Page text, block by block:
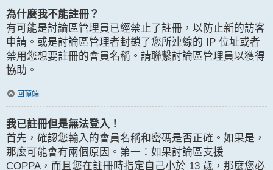
為什麼我不能註冊？
有可能是討論區管理員已經禁止了註冊，以防止新的訪客
申請。或是討論區管理者封鎖了您所連線的 IP 位址或者
禁用您想要註冊的會員名稱。請聯繫討論區管理員以獲得
協助。
回頂端
我已註冊但是無法登入！
首先，確認您輸入的會員名稱和密碼是否正確。如果是，
那麼可能會有兩個原因。第一：如果討論區支援
COPPA，而且您在註冊時指定自己小於 13 歲，那麼您必